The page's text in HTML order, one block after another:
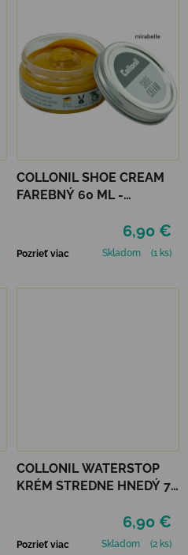
COLLONIL SHOE CREAM
FAREBNÝ 60 ML -
6,90 €
Pozrieť viac Skladom (1 ks)
COLLONIL WATERSTOP
KRÉM STREDNE HNEDÝ 75
6,90 €
Pozrieť viac Skladom (2 ks)